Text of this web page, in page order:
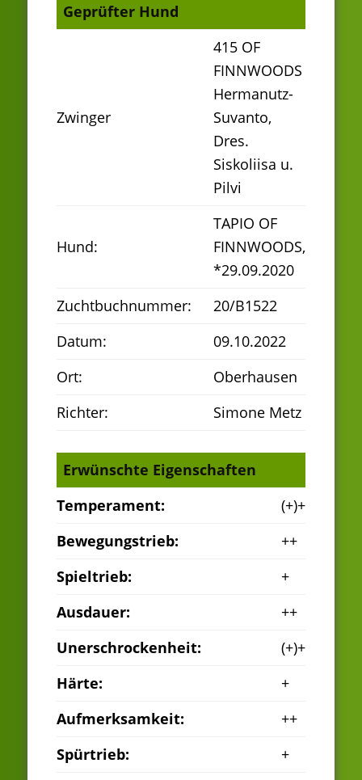
Geprüfter Hund
Zwinger
415 OF
FINNWOODS
Hermanutz-
Suvanto,
Dres.
Siskoliisa u.
Pilvi
Hund:
TAPIO OF
FINNWOODS,
*29.09.2020
Zuchtbuchnummer:
20/B1522
Datum:
09.10.2022
Ort:
Oberhausen
Richter:
Simone Metz
Erwünschte Eigenschaften
Temperament:
(+)+
Bewegungstrieb:
++
Spieltrieb:
+
Ausdauer:
++
Unerschrockenheit:
(+)+
Härte:
+
Aufmerksamkeit:
++
Spürtrieb:
+